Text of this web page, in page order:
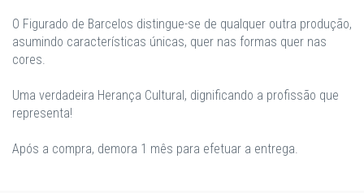
O Figurado de Barcelos distingue-se de qualquer outra produção,
asumindo características únicas, quer nas formas quer nas
cores.
Uma verdadeira Herança Cultural, dignificando a profissão que
representa!
Após a compra, demora 1 mês para efetuar a entrega.